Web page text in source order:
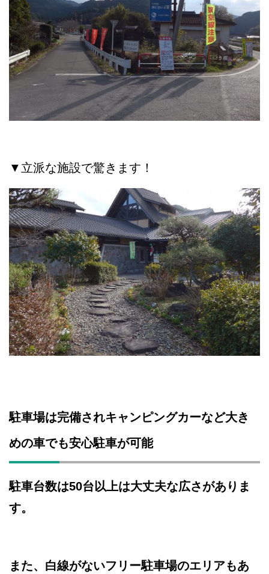
▼立派な施設で驚きます！
駐車場は完備されキャンピングカーなど大き
めの車でも安心駐車が可能
駐車台数は50台以上は大丈夫な広さがありま
す。
また、白線がないフリー駐車場のエリアもあ